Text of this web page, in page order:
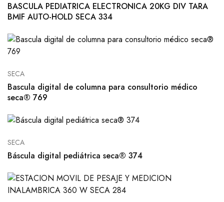
BASCULA PEDIATRICA ELECTRONICA 20KG DIV TARA
BMIF AUTO-HOLD SECA 334
SECA
Bascula digital de columna para consultorio médico
seca® 769
SECA
Báscula digital pediátrica seca® 374